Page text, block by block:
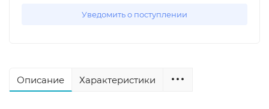
Уведомить о поступлении
Описание Характеристики